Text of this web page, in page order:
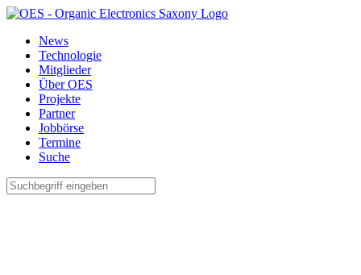
News
Technologie
Mitglieder
Über OES
Projekte
Partner
Jobbörse
Termine
Suche